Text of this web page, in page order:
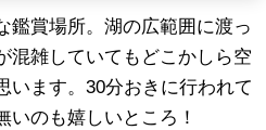
鑑賞場所。湖の広範囲に渡っ
混雑していてもどこかしら空
います。30分おきに行われて
いのも嬉しいところ！